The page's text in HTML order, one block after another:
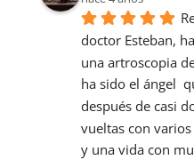
doctor Esteban,
una artroscopia
ha sido el ángel
después de casi
vueltas con
y una vida con